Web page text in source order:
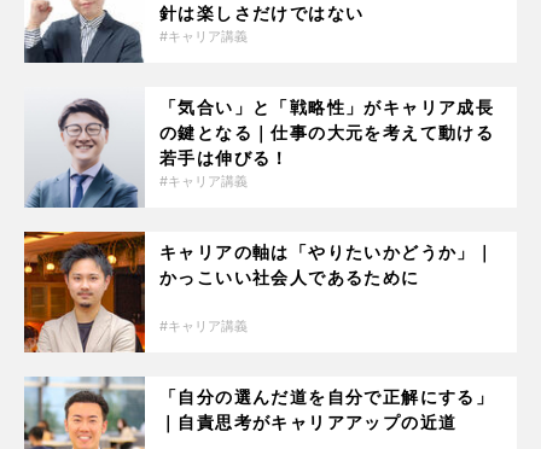
針は楽しさだけではない
キャリア講義
「気合い」と「戦略性」がキャリア成長
の鍵となる｜仕事の大元を考えて動ける
若手は伸びる！
キャリア講義
キャリアの軸は「やりたいかどうか」｜
かっこいい社会人であるために
キャリア講義
「自分の選んだ道を自分で正解にする」
｜自責思考がキャリアアップの近道